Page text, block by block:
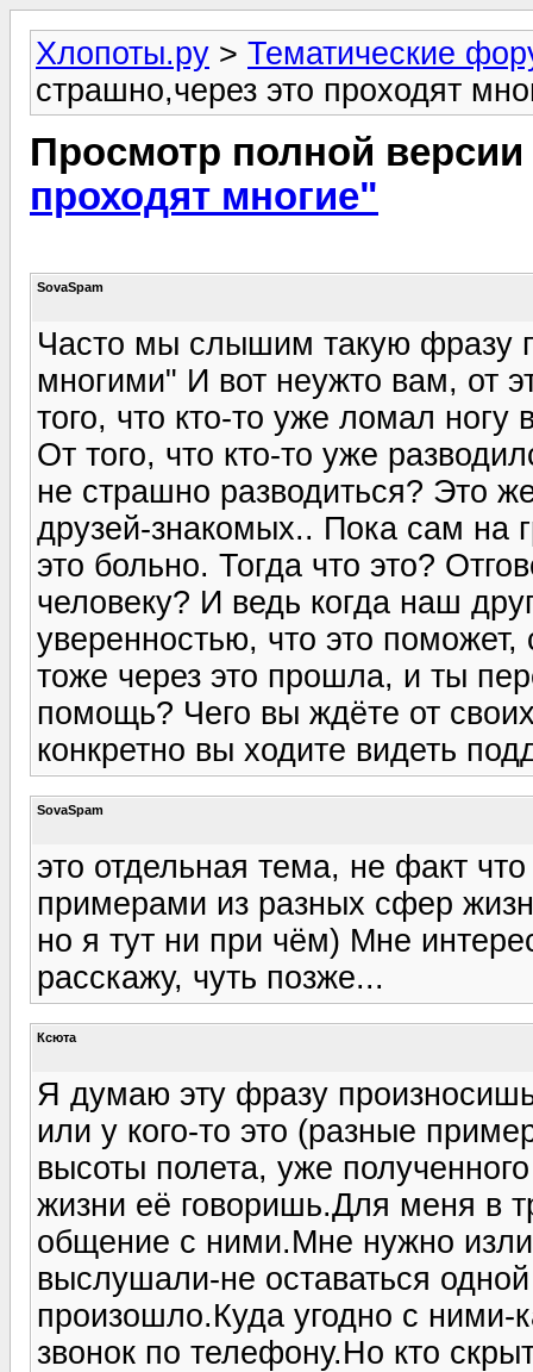
Хлопоты.ру > Тематические
страшно,через это проходят
Просмотр полной
проходят многие"
SovaSpam
Часто мы слышим такую фразу
многими" И вот неужто вам, от
того, что кто-то уже ломал
От того, что кто-то уже
не страшно разводиться? Это
друзей-знакомых.. Пока сам на
это больно. Тогда что это?
человеку? И ведь когда наш
уверенностью, что это
тоже через это прошла, и ты
помощь? Чего вы ждёте от
конкретно вы ходите видеть
SovaSpam
это отдельная тема, не факт
примерами из разных сфер
но я тут ни при чём) Мне
расскажу, чуть позже...
Ксюта
Я думаю эту фразу
или у кого-то это (разные
высоты полета, уже
жизни её говоришь.Для меня в
общение с ними.Мне нужно
выслушали-не оставаться
произошло.Куда угодно с ними-
звонок по телефону.Но кто